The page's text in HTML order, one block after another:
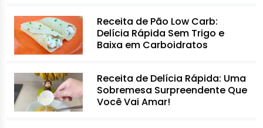
Receita de Pão Low Carb:
Delícia Rápida Sem Trigo e
Baixa em Carboidratos
Receita de Delícia Rápida: Uma
Sobremesa Surpreendente Que
Você Vai Amar!